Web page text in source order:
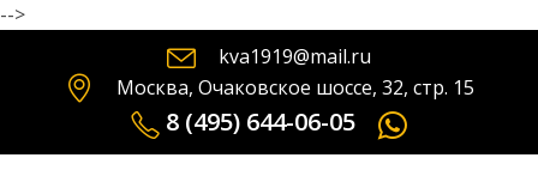
-->
kva1919@mail.ru
Москва, Очаковское шоссе, 32, стр. 15
8 (495) 644-06-05